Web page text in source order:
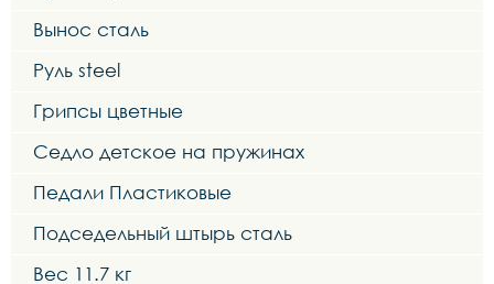
Вынос сталь
Руль steel
Грипсы цветные
Седло детское на пружинах
Педали Пластиковые
Подседельный штырь сталь
Вес 11.7 кг